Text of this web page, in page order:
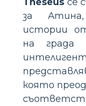
за
истории
на града
която